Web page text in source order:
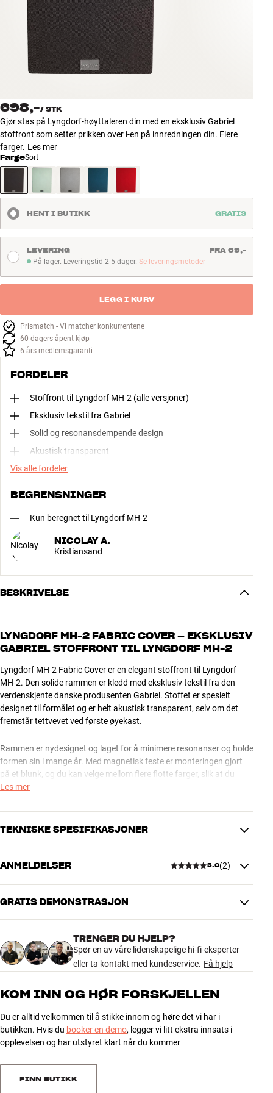
Tilbehør
INSPIRASJON
MERKER
TILBUD
Finn Butikk
Kundeservice
Logg inn
Bygg med lyd
698,-/ STK
Gjør stas på Lyngdorf-høyttaleren din med en eksklusiv Gabriel
stoffront som setter prikken over i-en på innredningen din. Flere
farger. Les mer
FargeSort
HENT I BUTIKK GRATIS
På lager. Leveringstid 2-5 dager
På lager. Leveringstid 2-5 dager. Se leveringsmetoder
LEVERING FRA 69,-
LEGG I KURV
Prismatch - Vi matcher konkurrentene
60 dagers åpent kjøp
6 års medlemsgaranti
FORDELER
Stoffront til Lyngdorf MH-2 (alle versjoner)
Eksklusiv tekstil fra Gabriel
Solid og resonansdempende design
Akustisk transparent
Vis alle fordeler
BEGRENSNINGER
Kun beregnet til Lyngdorf MH-2
NICOLAY A.
Kristiansand
BESKRIVELSE
LYNGDORF MH-2 FABRIC COVER – EKSKLUSIV
GABRIEL STOFFRONT TIL LYNGDORF MH-2
Lyngdorf MH-2 Fabric Cover er en elegant stoffront til Lyngdorf
MH-2. Den solide rammen er kledd med eksklusiv tekstil fra den
verdenskjente danske produsenten Gabriel. Stoffet er spesielt
designet til formålet og er helt akustisk transparent, selv om det
fremstår tettvevet ved første øyekast.
Rammen er nydesignet og laget for å minimere resonanser og holde
formen sin i mange år. Med magnetisk feste er monteringen gjort
på et blunk, og du kan velge mellom flere flotte farger, slik at du
alltid kan finne en god match til interiøret ditt. Den nye Lyngdorf-
MH-2 Fabric Cover fås i flere farger og kan brukes til alle versjoner
Les mer
TEKNISKE SPESIFIKASJONER
DIMENSJONER OG DESIGN
Farge
Sort
Vekt produkt (kg)
0,5
Mål (emballasje)
dybde)
GENERELLE EGENSKAPER
Stoffront til Lyngdorf MH-2 (alle versjoner)
OEKO-TEX® STANDARD 100 sertifisert
Magnetisk feste
Kan også brukes til eldre versjoner av MH-2
ANMELDELSER 5.0(2)
5.0
2 anmeldelser
3
2
GRATIS DEMONSTRASJON
TRENGER DU HJELP?
Spør en av våre lidenskapelige hi-fi-eksperter
eller ta kontakt med kundeservice. Få hjelp
KOM INN OG HØR FORSKJELLEN
Du er alltid velkommen til å stikke innom og høre det vi har i
butikken. Hvis du booker en demo, legger vi litt ekstra innsats i
opplevelsen og har utstyret klart når du kommer
FINN BUTIKK